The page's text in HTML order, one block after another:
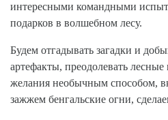
интересными командными
подарков в волшебном лесу.
Будем отгадывать загадки и
артефакты, преодолевать лесные
желания необычным способом,
зажжем бенгальские огни,